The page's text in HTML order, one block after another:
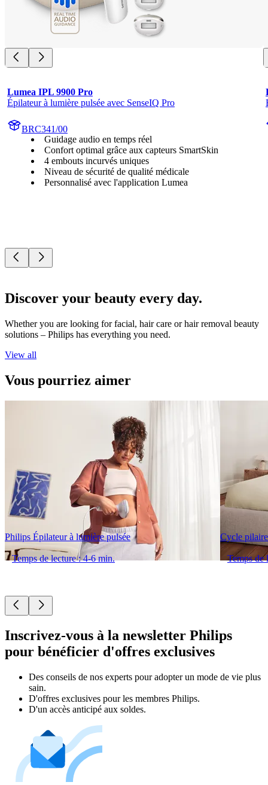
Lumea IPL 9900 Pro
Épilateur à lumière pulsée avec SenseIQ Pro
BRC341/00
Guidage audio en temps réel
Confort optimal grâce aux capteurs SmartSkin
4 embouts incurvés uniques
Niveau de sécurité de qualité médicale
Personnalisé avec l'application Lumea
Discover your beauty every day.
Whether you are looking for facial, hair care or hair removal beauty
solutions – Philips has everything you need.
View all
Vous pourriez aimer
Philips Épilateur à lumière pulsée
Temps de lecture : 4-6 min.
Cycle
Temps de
Inscrivez-vous à la newsletter Philips
pour bénéficier d'offres exclusives
Des conseils de nos experts pour adopter un mode de vie plus
sain.
D'offres exclusives pour les membres Philips.
D'un accès anticipé aux soldes.